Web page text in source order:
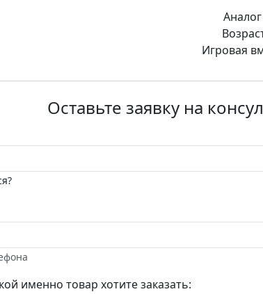
Игровая
Оставьте заявку на
именно товар хотите заказать: